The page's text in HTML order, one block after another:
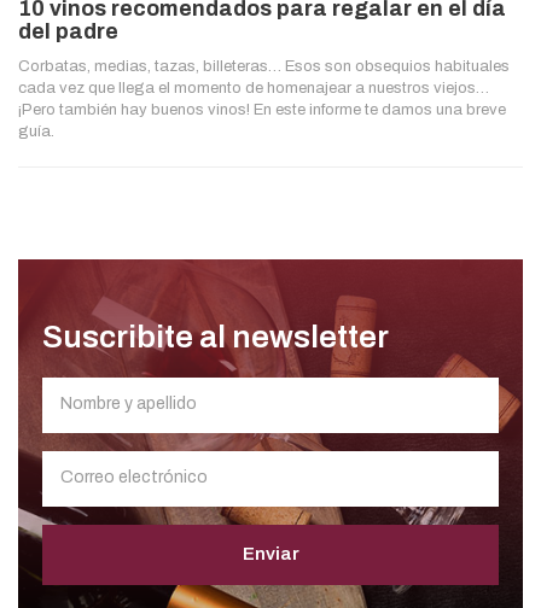
10 vinos recomendados para regalar en el día
del padre
Corbatas, medias, tazas, billeteras… Esos son obsequios habituales
cada vez que llega el momento de homenajear a nuestros viejos…
¡Pero también hay buenos vinos! En este informe te damos una breve
guía.
Suscribite al newsletter
Enviar